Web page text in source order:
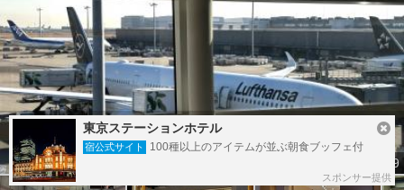
39
東京ステーションホテル
宿公式サイト 100種以上のアイテムが並ぶ朝食ブッフェ付
スポンサー提供